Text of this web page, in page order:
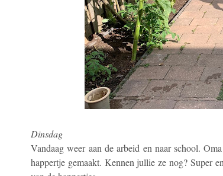
Dinsdag
Vandaag weer aan de arbeid en naar school.
happertje gemaakt. Kennen jullie ze nog? Super